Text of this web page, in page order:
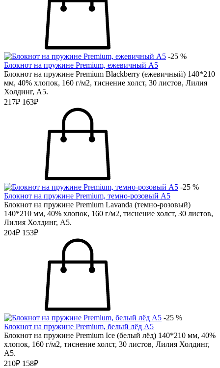
-25 %
Блокнот на пружине Premium, ежевичный А5
Блокнот на пружине Premium Blackberry (ежевичный) 140*210
мм, 40% хлопок, 160 г/м2, тиснение холст, 30 листов, Лилия
Холдинг, А5.
217₽ 163₽
-25 %
Блокнот на пружине Premium, темно-розовый А5
Блокнот на пружине Premium Lavanda (темно-розовый)
140*210 мм, 40% хлопок, 160 г/м2, тиснение холст, 30 листов,
Лилия Холдинг, А5.
204₽ 153₽
-25 %
Блокнот на пружине Premium, белый лёд А5
Блокнот на пружине Premium Ice (белый лёд) 140*210 мм, 40%
хлопок, 160 г/м2, тиснение холст, 30 листов, Лилия Холдинг,
А5.
210₽ 158₽